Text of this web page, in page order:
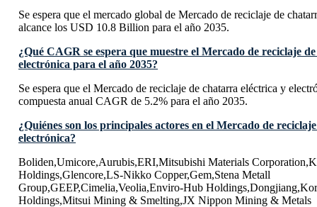
Se espera que el mercado global de Mercado de reciclaje de
alcance los USD 10.8 Billion para el año 2035.
¿Qué CAGR se espera que muestre el Mercado de reciclaje
electrónica para el año 2035?
Se espera que el Mercado de reciclaje de chatarra eléctrica y
compuesta anual CAGR de 5.2% para el año 2035.
¿Quiénes son los principales actores en el Mercado de
electrónica?
Boliden,Umicore,Aurubis,ERI,Mitsubishi Materials
Holdings,Glencore,LS-Nikko Copper,Gem,Stena Metall
Group,GEEP,Cimelia,Veolia,Enviro-Hub
Holdings,Mitsui Mining & Smelting,JX Nippon Mining & Metals